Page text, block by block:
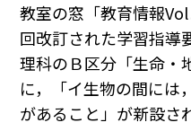
教室の窓「教育情報
回改訂された学習指導
理科のＢ区分「生命・
に，「イ生物の間には
があること」が新設さ